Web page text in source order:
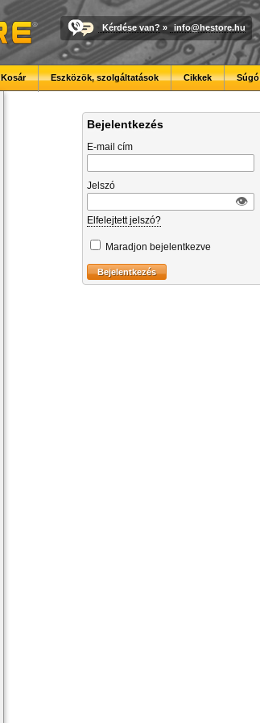
Kérdése van? » info@hestore.hu
Eszközök, szolgáltatások Cikkek Súgó
Bejelentkezés
E-mail cím
Jelszó
👁︎
Elfelejtett jelszó?
Maradjon bejelentkezve